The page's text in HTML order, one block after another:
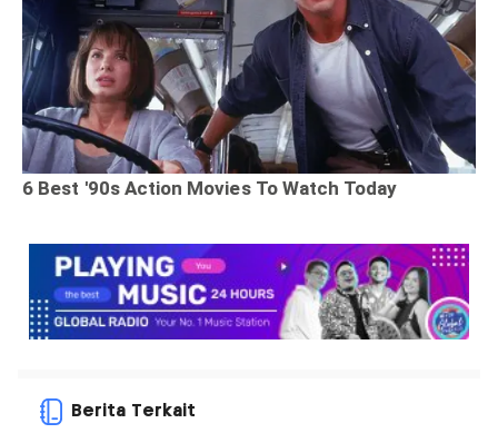
Berita Terkait